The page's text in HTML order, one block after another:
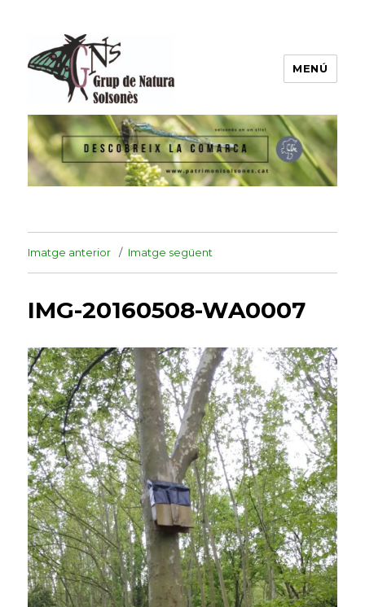
Grup de Natura del Solsonès
MENÚ
Imatge anterior Imatge següent
IMG-20160508-WA0007